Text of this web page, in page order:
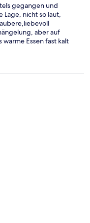
gegangen und
Lage, nicht so laut,
aber auf
Essen fast kalt
wieder einkehren!